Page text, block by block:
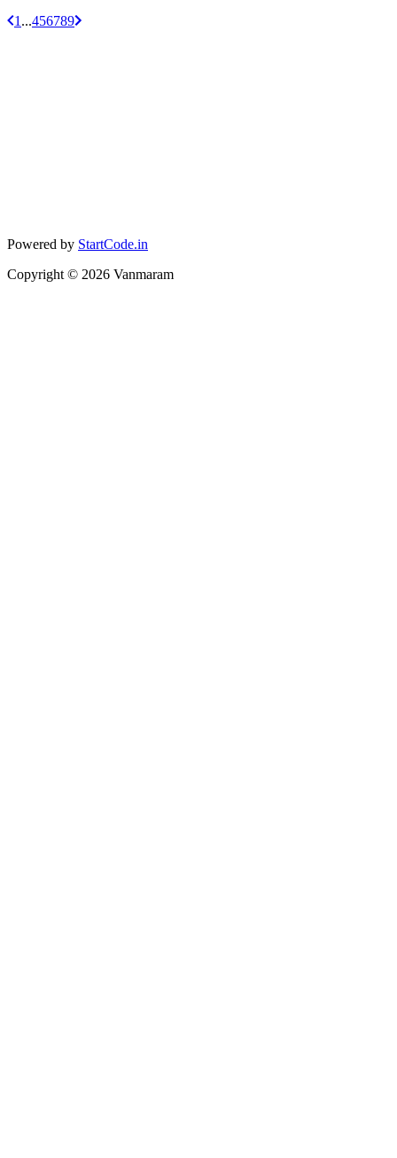
1 ...456789
Powered by StartCode.in
Copyright © 2026 Vanmaram